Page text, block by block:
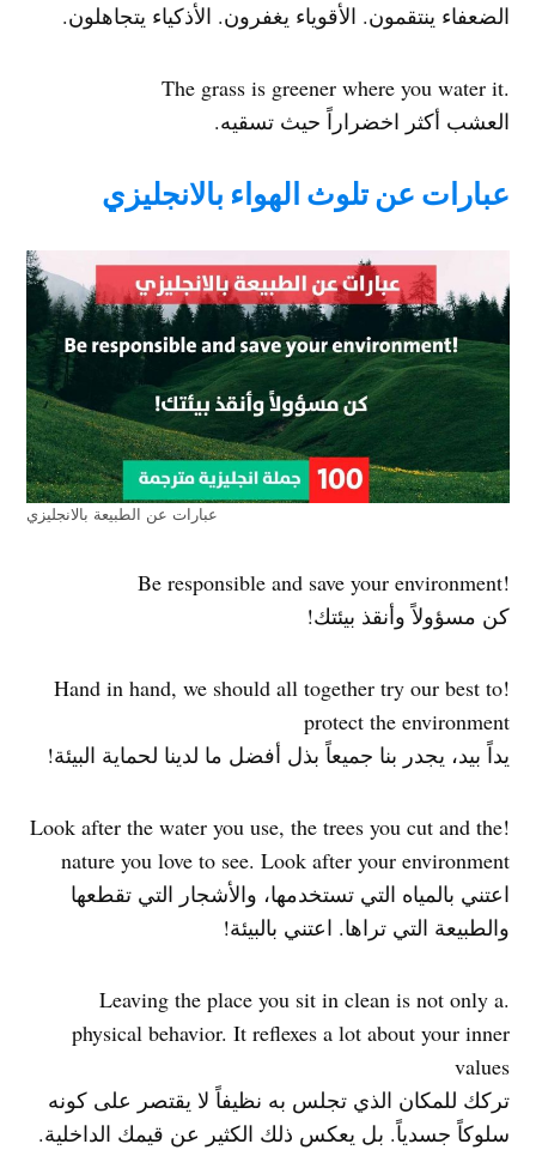
الضعفاء ينتقمون. الأقوياء يغفرون. الأذكياء يتجاهلون.
.The grass is greener where you water it
العشب أكثر اخضراراً حيث تسقيه.
عبارات عن تلوث الهواء بالانجليزي
عبارات عن الطبيعة بالانجليزي
!Be responsible and save your environment
كن مسؤولاً وأنقذ بيئتك!
!Hand in hand, we should all together try our best to
protect the environment
يداً بيد، يجدر بنا جميعاً بذل أفضل ما لدينا لحماية البيئة!
!Look after the water you use, the trees you cut and the
nature you love to see. Look after your environment
اعتني بالمياه التي تستخدمها، والأشجار التي تقطعها
والطبيعة التي تراها. اعتني بالبيئة!
.Leaving the place you sit in clean is not only a
physical behavior. It reflexes a lot about your inner
values
تركك للمكان الذي تجلس به نظيفاً لا يقتصر على كونه
سلوكاً جسدياً. بل يعكس ذلك الكثير عن قيمك الداخلية.